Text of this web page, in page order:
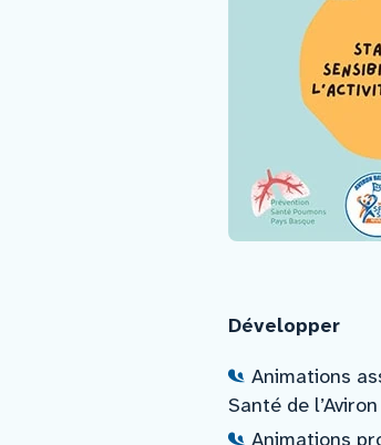
Développer
Animations
Santé de
Animations